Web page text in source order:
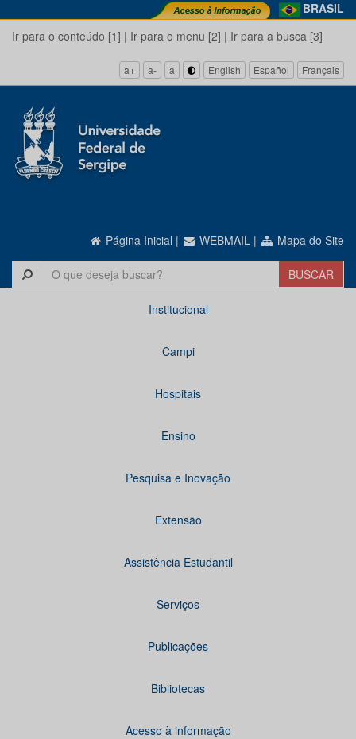
BRASIL
Ir para o conteúdo [1] | Ir para o menu [2] | Ir para a busca [3]
a+ a- a English Español Français
Página Inicial | WEBMAIL | Mapa do Site
Institucional
Campi
Hospitais
Ensino
Pesquisa e Inovação
Extensão
Assistência Estudantil
Serviços
Publicações
Bibliotecas
Acesso à informação